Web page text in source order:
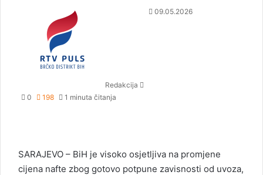
Redakcija
09.05.2026
0 198 1 minuta čitanja
SARAJEVO – BiH je visoko osjetljiva na promjene
cijena nafte zbog gotovo potpune zavisnosti od uvoza,